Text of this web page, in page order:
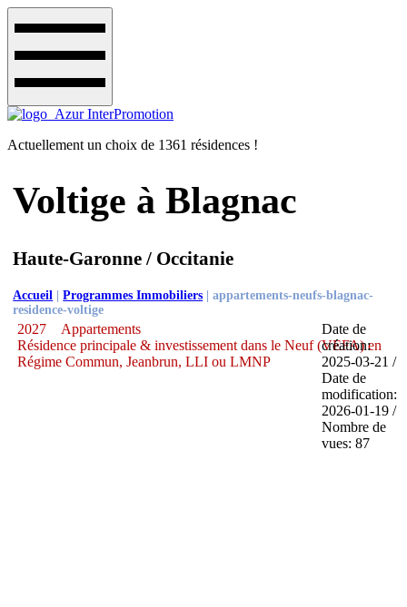
Actuellement un choix de 1361 résidences !
Voltige à Blagnac
Haute-Garonne / Occitanie
Accueil |Programmes Immobiliers |appartements-neufs-blagnac-
residence-voltige
2027
Appartements
Résidence principale & investissement dans le Neuf (VEFA) en
Régime Commun, Jeanbrun, LLI ou LMNP
Date de
création:
2025-03-21 /
Date de
modification:
2026-01-19 /
Nombre de
vues: 87